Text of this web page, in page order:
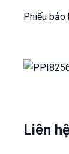
Phiếu
Liên